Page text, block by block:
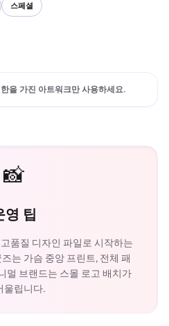
스페셜
을 가진 아트워크만 사용하세요.
📸
영 팁
품질 디자인 파일로 시작하는
는 가슴 중앙 프린트, 전체 패
브랜드는 스몰 로고 배치가
울립니다.